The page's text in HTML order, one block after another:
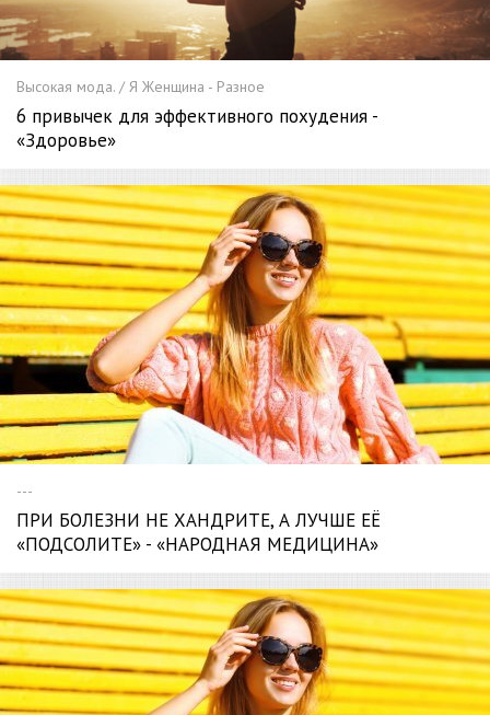
Высокая мода. / Я Женщина - Разное
6 привычек для эффективного похудения -
«Здоровье»
---
ПРИ БОЛЕЗНИ НЕ ХАНДРИТЕ, А ЛУЧШЕ ЕЁ
«ПОДСОЛИТЕ» - «НАРОДНАЯ МЕДИЦИНА»